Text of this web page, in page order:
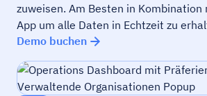
zuweisen. Am Besten in Kombination
App um alle Daten in Echtzeit zu
Demo buchen